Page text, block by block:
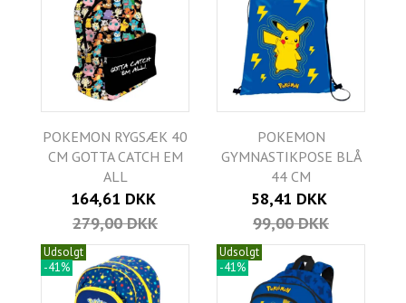
POKEMON RYGSÆK 40
CM GOTTA CATCH EM
ALL
164,61 DKK
279,00 DKK
POKEMON
GYMNASTIKPOSE BLÅ
44 CM
58,41 DKK
99,00 DKK
Udsolgt
-41%
Udsolgt
-41%